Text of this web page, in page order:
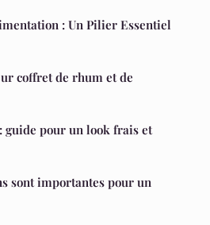
: Un Pilier Essentiel
coffret de rhum et de
pour un look frais et
sont importantes pour un